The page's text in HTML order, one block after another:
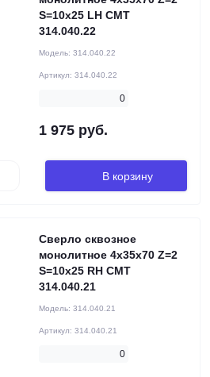
S=10x25 LH CMT
314.040.22
Модель: 314.040.22
Артикул: 314.040.22
0
1 975 руб.
В корзину
Сверло сквозное
монолитное 4x35x70 Z=2
S=10x25 RH CMT
314.040.21
Модель: 314.040.21
Артикул: 314.040.21
0